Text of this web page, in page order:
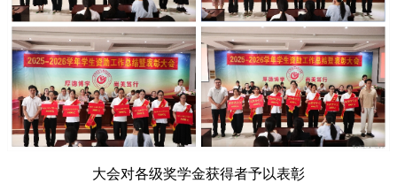
大会对各级奖学金获得者予以表彰